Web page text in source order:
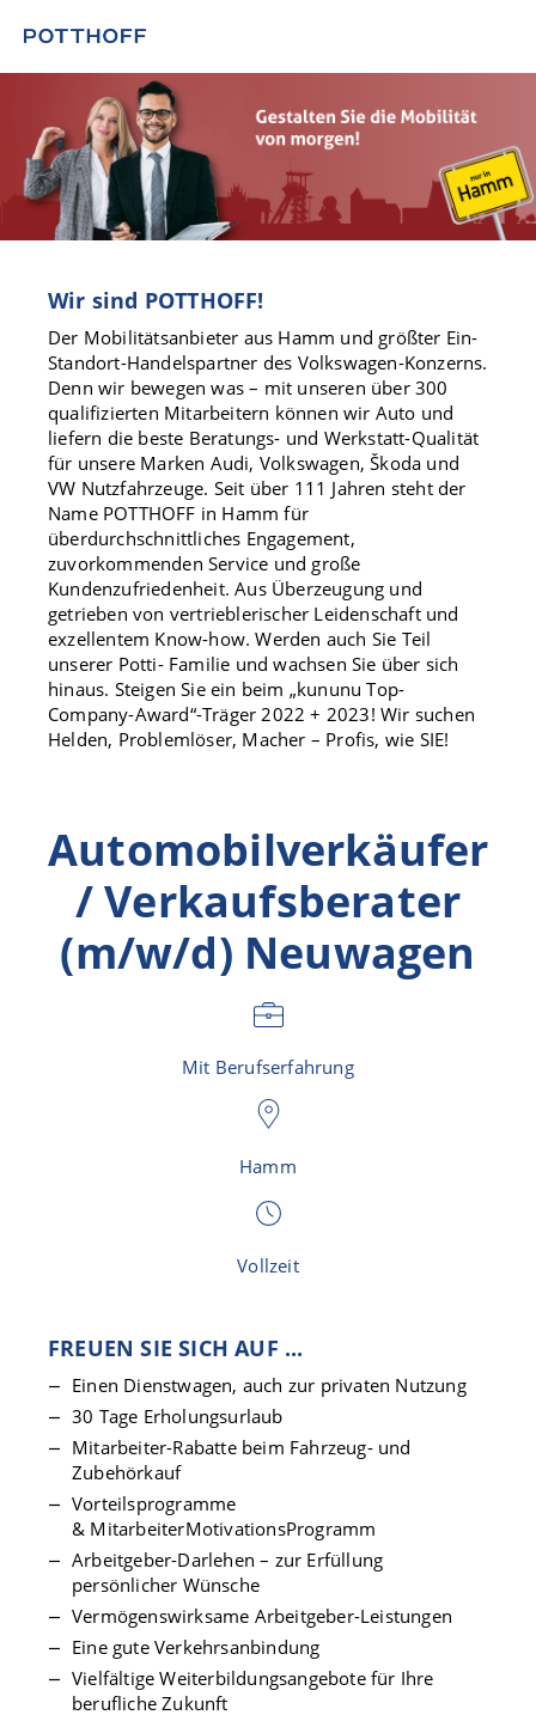
Wir sind POTTHOFF!
Der Mobilitätsanbieter aus Hamm und größter Ein-
Standort-Handelspartner des Volkswagen-Konzerns.
Denn wir bewegen was – mit unseren über 300
qualifizierten Mitarbeitern können wir Auto und
liefern die beste Beratungs- und Werkstatt-Qualität
für unsere Marken Audi, Volkswagen, Škoda und
VW Nutzfahrzeuge. Seit über 111 Jahren steht der
Name POTTHOFF in Hamm für
überdurchschnittliches Engagement,
zuvorkommenden Service und große
Kundenzufriedenheit. Aus Überzeugung und
getrieben von vertrieblerischer Leidenschaft und
exzellentem Know-how. Werden auch Sie Teil
unserer Potti- Familie und wachsen Sie über sich
hinaus. Steigen Sie ein beim „kununu Top-
Company-Award“-Träger 2022 + 2023! Wir suchen
Helden, Problemlöser, Macher – Profis, wie SIE!
Automobilverkäufer
/ Verkaufsberater
(m/w/d) Neuwagen
Mit Berufserfahrung
Hamm
Vollzeit
FREUEN SIE SICH AUF ...
Einen Dienstwagen, auch zur privaten Nutzung
30 Tage Erholungsurlaub
Mitarbeiter-Rabatte beim Fahrzeug- und
Zubehörkauf
Vorteilsprogramme
& MitarbeiterMotivationsProgramm
Arbeitgeber-Darlehen – zur Erfüllung
persönlicher Wünsche
Vermögenswirksame Arbeitgeber-Leistungen
Eine gute Verkehrsanbindung
Vielfältige Weiterbildungsangebote für Ihre
berufliche Zukunft